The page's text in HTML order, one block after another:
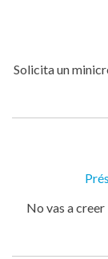
Solicita un
No vas a